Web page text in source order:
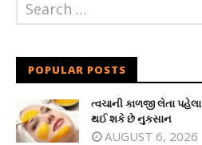
POPULAR POSTS
ત્વચાની કાળજી લેતા
થઈ શકે છે નુકસાન
AUGUST 6, 2026